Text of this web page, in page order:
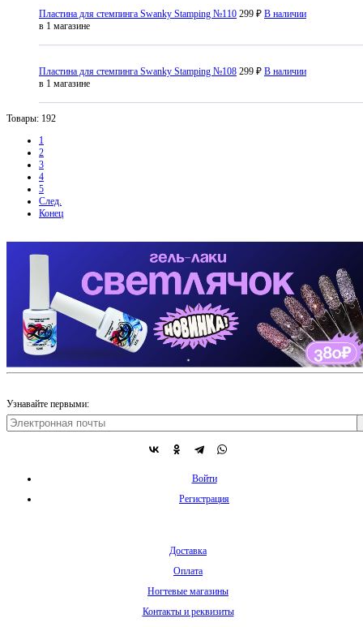
Пластина для стемпинга Swanky Stamping №110 299 ₽ В наличии
в 1 магазине
Пластина для стемпинга Swanky Stamping №108 299 ₽ В наличии
в 1 магазине
Товары: 192
1
2
3
4
5
След.
Конец
Узнавайте первыми:
Войти
Регистрация
Доставка
Оплата
Ногтевые магазины
Контакты и реквизиты